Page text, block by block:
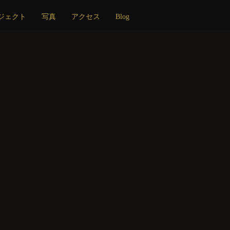
ェクト 写真 アクセス Blog